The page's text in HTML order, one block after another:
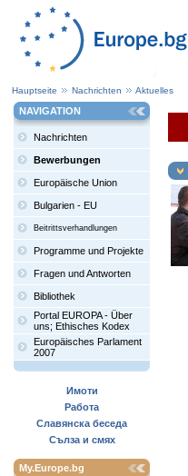
Hauptseite Nachrichten Aktuelles
NAVIGATION
Nachrichten
Bewerbungen
Europäische Union
Bulgarien - EU
Beitrittsverhandlungen
Programme und Projekte
Fragen und Antworten
Bibliothek
Portal EUROPA - Über
uns; Ethisches Kodex
Europäisches Parlament
2007
Имоти
Работа
Славянска беседа
Сълза и смях
My.Europe.bg